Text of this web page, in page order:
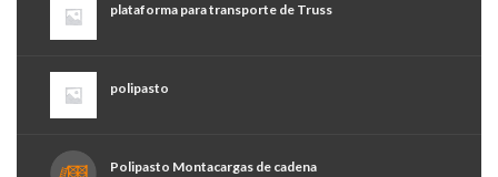
plataforma para transporte de Truss
polipasto
Polipasto Montacargas de cadena